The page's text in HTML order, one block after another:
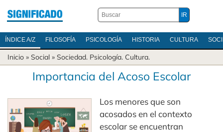
ÍNDICE A/Z FILOSOFÍA PSICOLOGÍA HISTORIA CULTURA
Inicio » Social » Sociedad. Psicología. Cultura.
Importancia del Acoso Escolar
Los menores que son
acosados en el contexto
escolar se encuentran